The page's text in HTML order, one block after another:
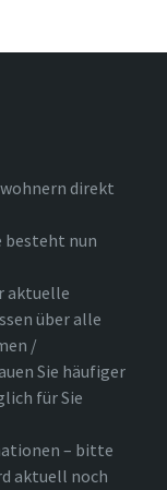
direkt
besteht nun
aktuelle
über alle
/
Sie häufiger
für Sie
– bitte
aktuell noch